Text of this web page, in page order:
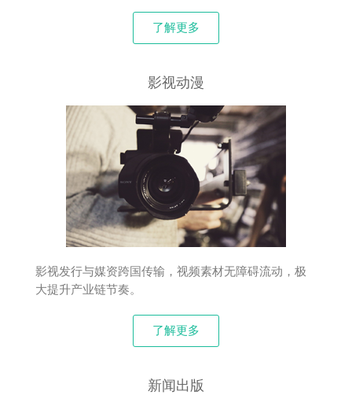
了解更多
影视动漫
影视发行与媒资跨国传输，视频素材无障碍流动，极
大提升产业链节奏。
了解更多
新闻出版